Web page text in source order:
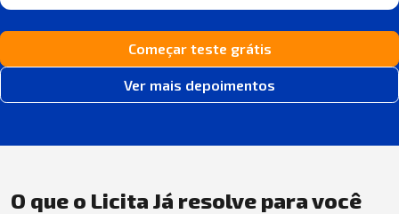
Começar teste grátis
Ver mais depoimentos
O que o Licita Já resolve para você